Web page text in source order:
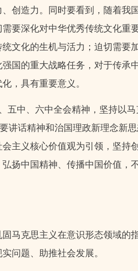
创造力。同时要看到，随着我
要深化对中华优秀传统文化重
文化的生机与活力；迫切需要
国的重大战略任务，对于传承
，具有重要意义。
中、六中全会精神，坚持以
讲话精神和治国理政新理念新
主义核心价值观为引领，坚持
扬中国精神、传播中国价值，
克思主义在意识形态领域的
问题、助推社会发展。